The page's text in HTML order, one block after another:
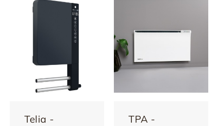
Telia -
TPA -